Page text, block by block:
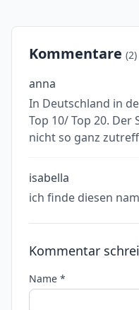
Kommentare (2)
anna
In Deutschland in
Top 10/ Top 20.
nicht so ganz
isabella
ich finde diesen
Kommentar
Name *